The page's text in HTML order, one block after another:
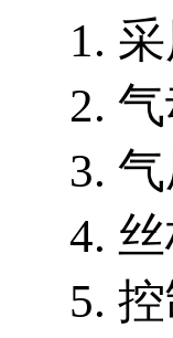
1. 采
2. 气
3. 气
4. 丝
5. 控